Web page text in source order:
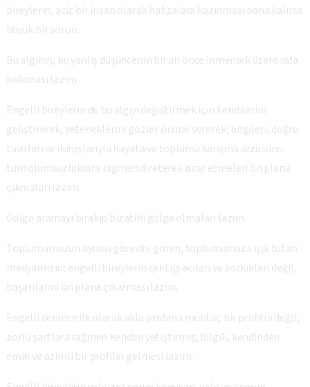
bireylerin, aciz bir insan olarak hafızalara kazınması bana kalırsa
büyük bir sorun.
Bu algının, bu yanlış düşüncenin bir an önce inmemek üzere rafa
kalkması lazım.
Engelli bireylerin de bu algıyı değiştirmek için kendilerini
geliştirerek, yeteneklerini gözler önüne sererek; bilgileri, doğru
tavırları ve duruşlarıyla hayata ve topluma karışma arzusunu
tüm olumsuzluklara rağmen direterek ısrar etmeleri ön plana
çıkmaları lazım.
Gölge aramayı bırakıp bizatihi gölge olmaları lazım.
Toplumumuzun aynası görevini gören, toplumumuza ışık tutan
medyamızın; engelli bireylerin çektiği acıları ve zorlukları değil,
başarılarını ön plana çıkarması lazım.
Engelli denince ilk olarak akla yardıma muhtaç bir profilin değil;
zorlu şartlara rağmen kendini yetiştirmiş, bilgili, kendinden
emin ve azimli bir profilin gelmesi lazım.